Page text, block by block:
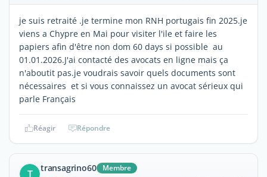
je suis retraité .je termine mon RNH portugais fin 2025.je
viens a Chypre en Mai pour visiter l'ile et faire les
papiers afin d'être non dom 60 days si possible au
01.01.2026.J'ai contacté des avocats en ligne mais ça
n'aboutit pas.je voudrais savoir quels documents sont
nécessaires et si vous connaissez un avocat sérieux qui
parle Français
Réagir Répondre
T transagrino60 Membre